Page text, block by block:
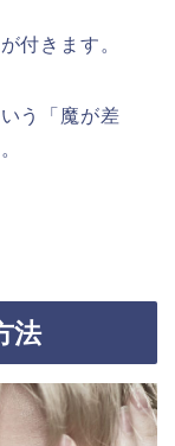
付きます。
う「魔が差
法